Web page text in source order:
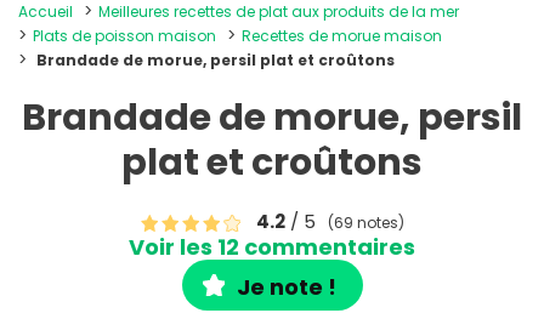
Accueil
Meilleures recettes de plat aux produits de la mer
Plats de poisson maison
Recettes de morue maison
Brandade de morue, persil plat et croûtons
Brandade de morue, persil
plat et croûtons
4.2/ 5 (69 notes)
Voir les 12 commentaires
Je note !